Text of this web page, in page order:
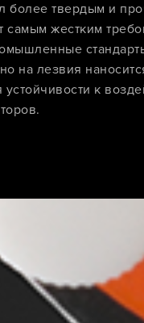
более твердым и
самым жестким
на лезвия
к